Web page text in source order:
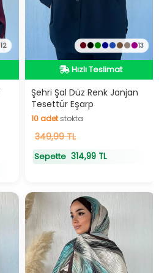
12 13
Hızlı Teslimat
Hızlı Teslimat
Şehri Şal Düz Renk Janjan
Tesettür Eşarp
10adetstokta
10adetstokta
349,99 TL
Sepette 314,99 TL